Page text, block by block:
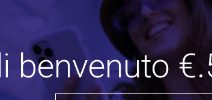
benvenuto